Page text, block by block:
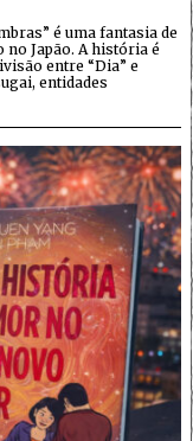
é uma fantasia de
no Japão. A história é
entre “Dia” e
entidades